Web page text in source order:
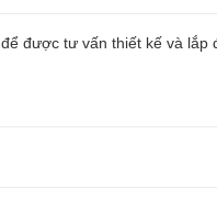
để được tư vấn thiết kế và lắp